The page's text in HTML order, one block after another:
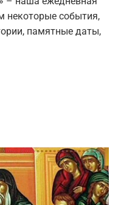
некоторые события,
памятные даты,